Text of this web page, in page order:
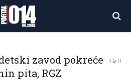
zavod pokreće
pita, RGZ
0